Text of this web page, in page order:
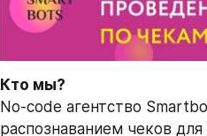
Кто мы?
No-code агентство
распознаванием чеков